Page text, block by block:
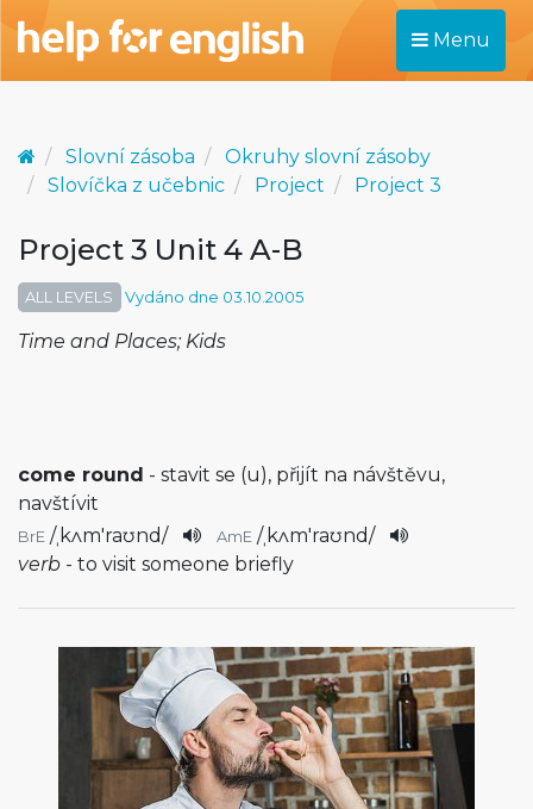
Menu
Slovní zásoba
Okruhy slovní zásoby
Slovíčka z učebnic
Project Project 3
Project 3 Unit 4 A-B
ALL LEVELS Vydáno dne 03.10.2005
Time and Places; Kids
come round - stavit se (u), přijít na návštěvu,
navštívit
BrE /ˌkʌm'raʊnd/ AmE /ˌkʌm'raʊnd/
verb - to visit someone briefly